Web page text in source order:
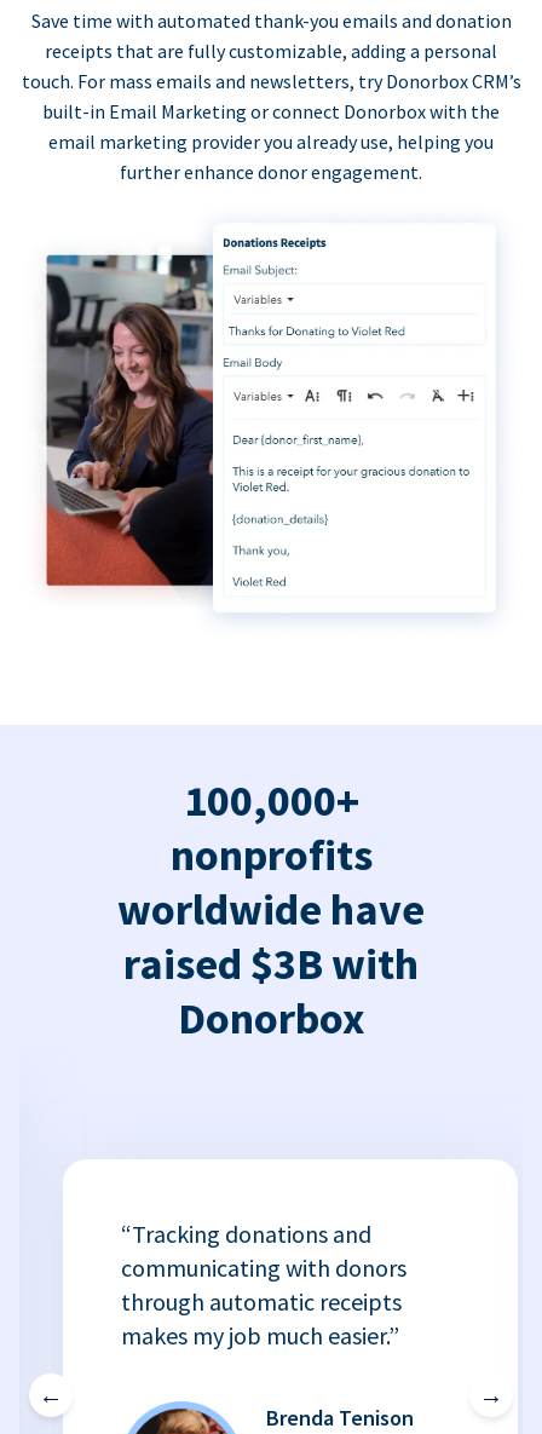
Save time with automated thank-you emails and donation
receipts that are fully customizable, adding a personal
touch. For mass emails and newsletters, try Donorbox CRM’s
built-in Email Marketing or connect Donorbox with the
email marketing provider you already use, helping you
further enhance donor engagement.
100,000+
nonprofits
worldwide have
raised $3B with
Donorbox
←
“Tracking donations and
communicating with donors
through automatic receipts
makes my job much easier.”
Brenda Tenison
→